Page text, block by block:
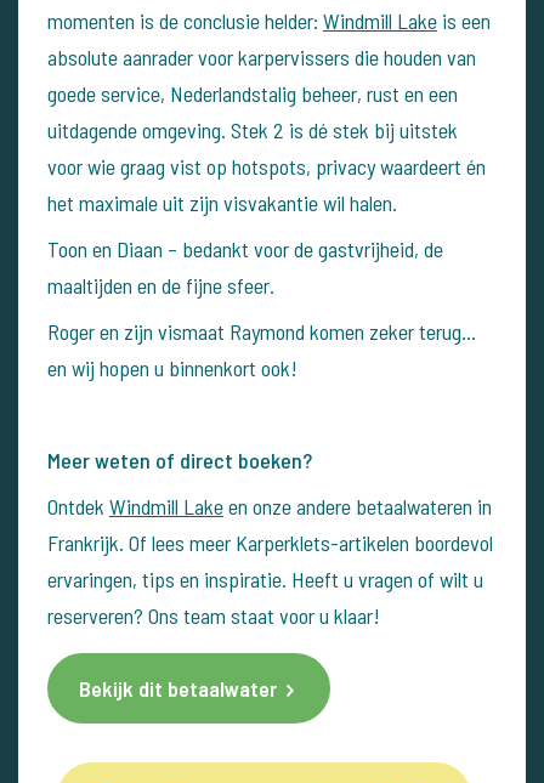
momenten is de conclusie helder: Windmill Lake is een
absolute aanrader voor karpervissers die houden van
goede service, Nederlandstalig beheer, rust en een
uitdagende omgeving. Stek 2 is dé stek bij uitstek
voor wie graag vist op hotspots, privacy waardeert én
het maximale uit zijn visvakantie wil halen.
Toon en Diaan – bedankt voor de gastvrijheid, de
maaltijden en de fijne sfeer.
Roger en zijn vismaat Raymond komen zeker terug…
en wij hopen u binnenkort ook!
Meer weten of direct boeken?
Ontdek Windmill Lakeen onze andere betaalwateren in
Frankrijk. Of lees meer Karperklets-artikelen boordevol
ervaringen, tips en inspiratie. Heeft u vragen of wilt u
reserveren? Ons team staat voor u klaar!
Bekijk dit betaalwater